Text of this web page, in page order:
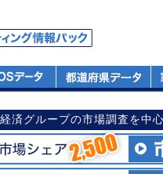
済グループの市場調査を中